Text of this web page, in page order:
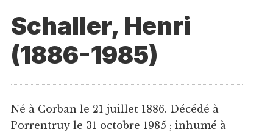
Schaller, Henri
(1886-1985)
Né à Corban le 21 juillet 1886. Décédé à
Porrentruy le 31 octobre 1985 ; inhumé à